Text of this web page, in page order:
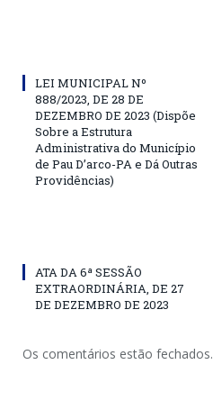
LEI MUNICIPAL Nº
888/2023, DE 28 DE
DEZEMBRO DE 2023 (Dispõe
Sobre a Estrutura
Administrativa do Município
de Pau D’arco-PA e Dá Outras
Providências)
ATA DA 6ª SESSÃO
EXTRAORDINÁRIA, DE 27
DE DEZEMBRO DE 2023
Os comentários estão fechados.